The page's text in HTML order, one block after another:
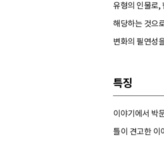
유형의 인물로,
해당하는 것으
변화의 필연성
특징
이야기에서 박
틀이 견고한 이